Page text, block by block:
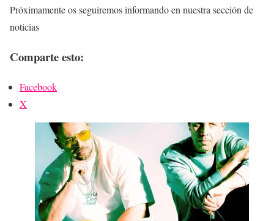
Próximamente os seguiremos informando en nuestra sección de
noticias
Comparte esto:
Facebook
X